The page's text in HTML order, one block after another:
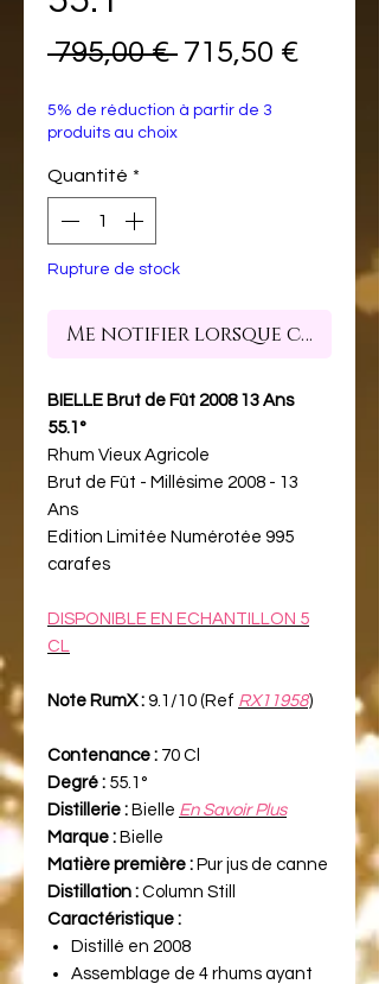
795,00 € Prix
715,50 €
5% de réduction à partir de 3
produits au choix
Quantité *
Rupture de stock
Me notifier lorsque cet
BIELLE Brut de Fût 2008 13 Ans
55.1°
Rhum Vieux Agricole
Brut de Fût - Millésime 2008 - 13
Ans
Edition Limitée Numérotée 995
carafes
DISPONIBLE EN ECHANTILLON 5
CL
Note RumX : 9.1/10 (Ref RX11958)
Contenance : 70 Cl
Degré : 55.1°
Distillerie : Bielle En Savoir Plus
Marque : Bielle
Matière première : Pur jus de canne
Distillation : Column Still
Caractéristique :
Distillé en 2008
Assemblage de 4 rhums ayant